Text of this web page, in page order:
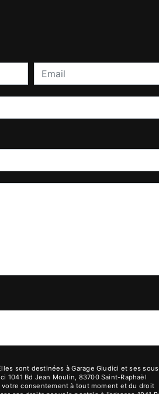
sont destinées à Garage Giudici et ses
Bd Jean Moulin, 83700 Saint-Raphaël
votre consentement à tout moment et du droit